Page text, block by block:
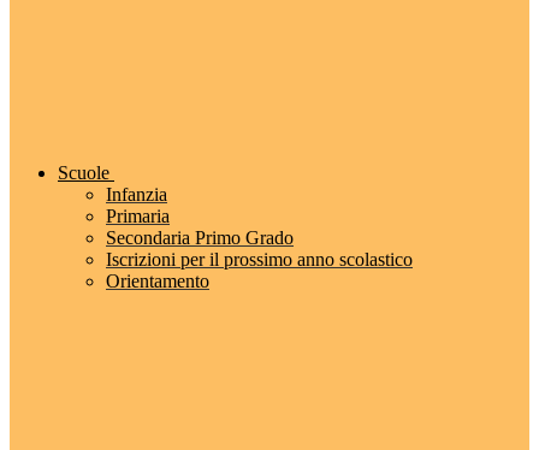
Scuole
Infanzia
Primaria
Secondaria Primo Grado
Iscrizioni per il prossimo anno scolastico
Orientamento